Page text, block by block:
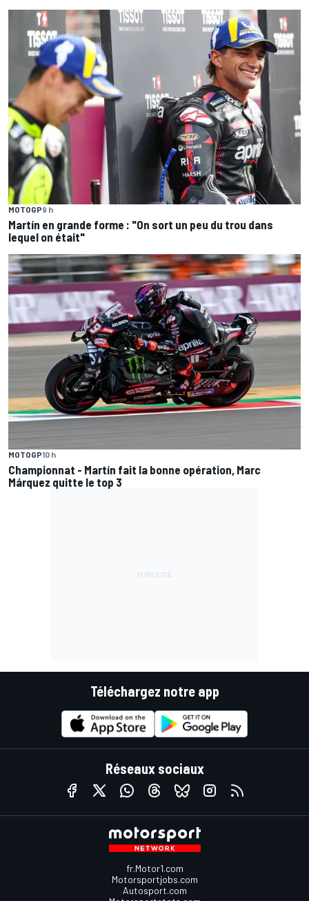
MOTOGP9 h
Martín en grande forme : "On sort un peu du trou dans
lequel on était"
MOTOGP10 h
Championnat - Martín fait la bonne opération, Marc
Márquez quitte le top 3
Téléchargez notre app
Réseaux sociaux
fr.Motor1.com
Motorsportjobs.com
Autosport.com